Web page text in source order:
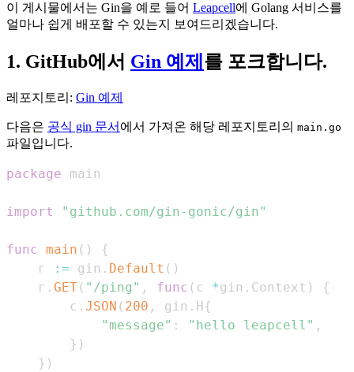
이 게시물에서는 Gin을 예로 들어 Leapcell에 Golang 서비스를
얼마나 쉽게 배포할 수 있는지 보여드리겠습니다.
1. GitHub에서 Gin 예제 를 포크합니다.
레포지토리: Gin 예제
다음은 공식 gin 문서 에서 가져온 해당 레포지토리의 main.go
파일입니다.
package
import "github.com/gin-gonic/gin"
func main ( )
{
	г
:= gin . Default ( )
	г
. GET( "/ping" , func ( c *gin . Context )
{
		с
. JSON ( 200 , gin . H{
"message" : "hello leapcell" ,
} )
} )